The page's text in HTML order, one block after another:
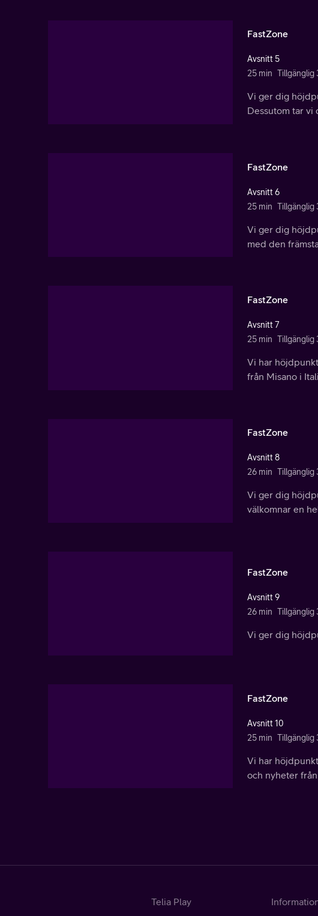
FastZone
Avsnitt 5
25 min Tillgänglig
Vi ger dig
Dessutom tar
FastZone
Avsnitt 6
25 min Tillgänglig
Vi ger dig
med den
FastZone
Avsnitt 7
25 min Tillgänglig
Vi har
från Misano i
FastZone
Avsnitt 8
26 min Tillgänglig
Vi ger dig
välkomnar en
FastZone
Avsnitt 9
26 min Tillgänglig
Vi ger dig
FastZone
Avsnitt 10
25 min Tillgänglig
Vi har
och nyheter
Telia Play